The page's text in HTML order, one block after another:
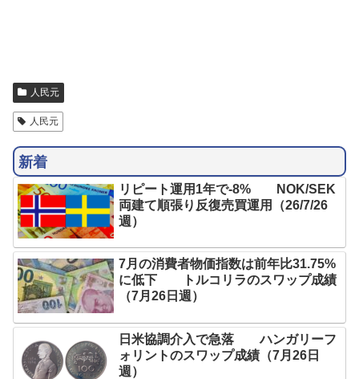
人民元
人民元
新着
リピート運用1年で-8% NOK/SEK
両建て順張り反復売買運用（26/7/26
週）
7月の消費者物価指数は前年比31.75%
に低下 トルコリラのスワップ成績
（7月26日週）
日米協調介入で急落 ハンガリーフ
ォリントのスワップ成績（7月26日
週）